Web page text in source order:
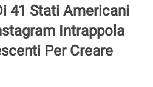
41 Stati Americani
Intrappola
Per Creare